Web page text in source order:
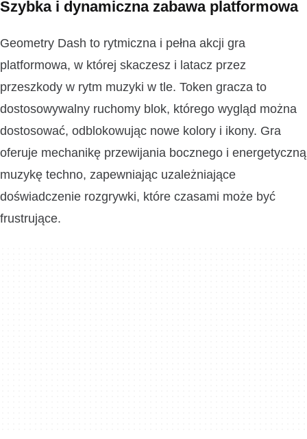
Szybka i dynamiczna zabawa platformowa
Geometry Dash to rytmiczna i pełna akcji gra
platformowa, w której skaczesz i latacz przez
przeszkody w rytm muzyki w tle. Token gracza to
dostosowywalny ruchomy blok, którego wygląd można
dostosować, odblokowując nowe kolory i ikony. Gra
oferuje mechanikę przewijania bocznego i energetyczną
muzykę techno, zapewniając uzależniające
doświadczenie rozgrywki, które czasami może być
frustrujące.